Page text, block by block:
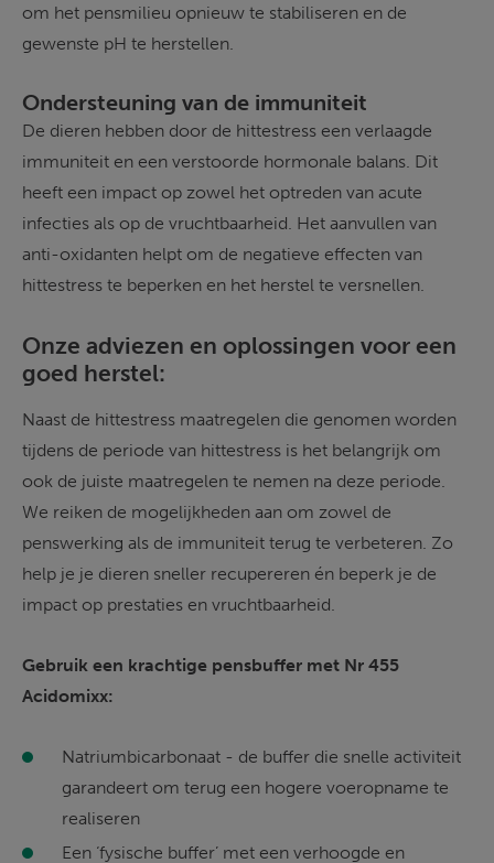
om het pensmilieu opnieuw te stabiliseren en de
gewenste pH te herstellen.
Ondersteuning van de immuniteit
De dieren hebben door de hittestress een verlaagde
immuniteit en een verstoorde hormonale balans. Dit
heeft een impact op zowel het optreden van acute
infecties als op de vruchtbaarheid. Het aanvullen van
anti-oxidanten helpt om de negatieve effecten van
hittestress te beperken en het herstel te versnellen.
Onze adviezen en oplossingen voor een
goed herstel:
Naast de hittestress maatregelen die genomen worden
tijdens de periode van hittestress is het belangrijk om
ook de juiste maatregelen te nemen na deze periode.
We reiken de mogelijkheden aan om zowel de
penswerking als de immuniteit terug te verbeteren. Zo
help je je dieren sneller recupereren én beperk je de
impact op prestaties en vruchtbaarheid.
Gebruik een krachtige pensbuffer met Nr 455
Acidomixx:
Natriumbicarbonaat - de buffer die snelle activiteit
garandeert om terug een hogere voeropname te
realiseren
Een ‘fysische buffer’ met een verhoogde en